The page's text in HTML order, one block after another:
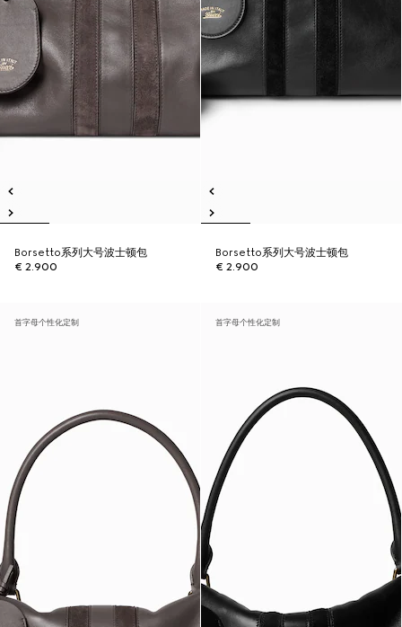
Borsetto系列大号波士顿包
€ 2.900
Borsetto系列大号波士顿包
€ 2.900
首字母个性化定制 首字母个性化定制